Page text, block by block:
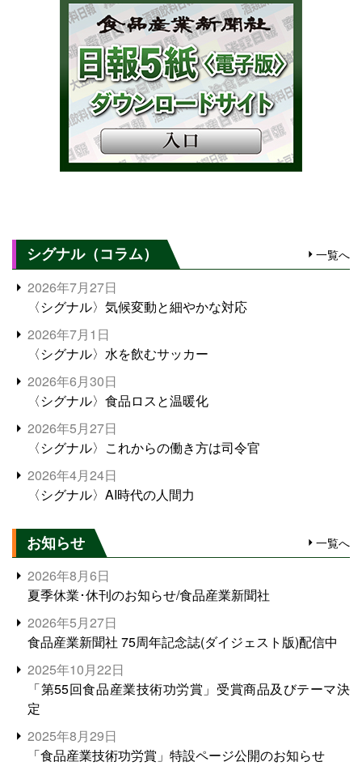
シグナル（コラム） 一覧へ
2026年7月27日
〈シグナル〉気候変動と細やかな対応
2026年7月1日
〈シグナル〉水を飲むサッカー
2026年6月30日
〈シグナル〉食品ロスと温暖化
2026年5月27日
〈シグナル〉これからの働き方は司令官
2026年4月24日
〈シグナル〉AI時代の人間力
お知らせ 一覧へ
2026年8月6日
夏季休業･休刊のお知らせ/食品産業新聞社
2026年5月27日
食品産業新聞社 75周年記念誌(ダイジェスト版)配信中
2025年10月22日
「第55回食品産業技術功労賞」受賞商品及びテーマ決
定
2025年8月29日
「食品産業技術功労賞」特設ページ公開のお知らせ